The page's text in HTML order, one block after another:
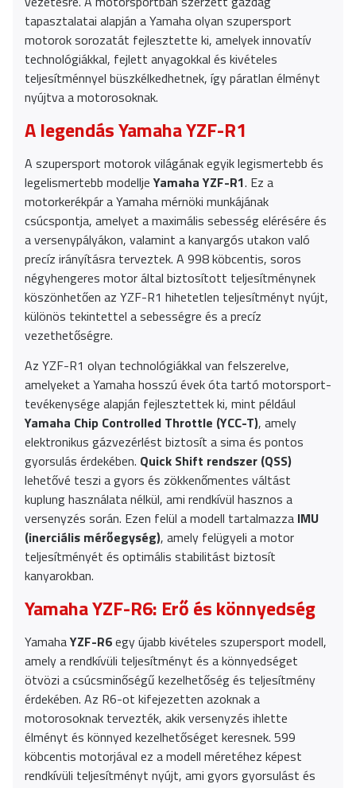
tapasztalatai alapján a Yamaha olyan szupersport
motorok sorozatát fejlesztette ki, amelyek innovatív
technológiákkal, fejlett anyagokkal és kivételes
teljesítménnyel büszkélkedhetnek, így páratlan élményt
nyújtva a motorosoknak.
A legendás Yamaha YZF-R1
A szupersport motorok világának egyik legismertebb és
legelismertebb modelljeYamaha YZF-R1. Ez a
motorkerékpár a Yamaha mérnöki munkájának
csúcspontja, amelyet a maximális sebesség elérésére és
a versenypályákon, valamint a kanyargós utakon való
precíz irányításra terveztek. A 998 köbcentis, soros
négyhengeres motor által biztosított teljesítménynek
köszönhetően az YZF-R1 hihetetlen teljesítményt nyújt,
különös tekintettel a sebességre és a precíz
vezethetőségre.
Az YZF-R1 olyan technológiákkal van felszerelve,
amelyeket a Yamaha hosszú évek óta tartó motorsport-
tevékenysége alapján fejlesztettek ki, mint például
Yamaha Chip Controlled Throttle (YCC-T), amely
elektronikus gázvezérlést biztosít a sima és pontos
gyorsulás érdekében. Quick Shift rendszer (QSS)
lehetővé teszi a gyors és zökkenőmentes váltást
kuplung használata nélkül, ami rendkívül hasznos a
versenyzés során. Ezen felül a modell tartalmazza IMU
(inerciális mérőegység), amely felügyeli a motor
teljesítményét és optimális stabilitást biztosít
kanyarokban.
Yamaha YZF-R6: Erő és könnyedség
YamahaYZF-R6egy újabb kivételes szupersport modell,
amely a rendkívüli teljesítményt és a könnyedséget
ötvözi a csúcsminőségű kezelhetőség és teljesítmény
érdekében. Az R6-ot kifejezetten azoknak a
motorosoknak tervezték, akik versenyzés ihlette
élményt és könnyed kezelhetőséget keresnek. 599
köbcentis motorjával ez a modell méretéhez képest
rendkívüli teljesítményt nyújt, ami gyors gyorsulást és